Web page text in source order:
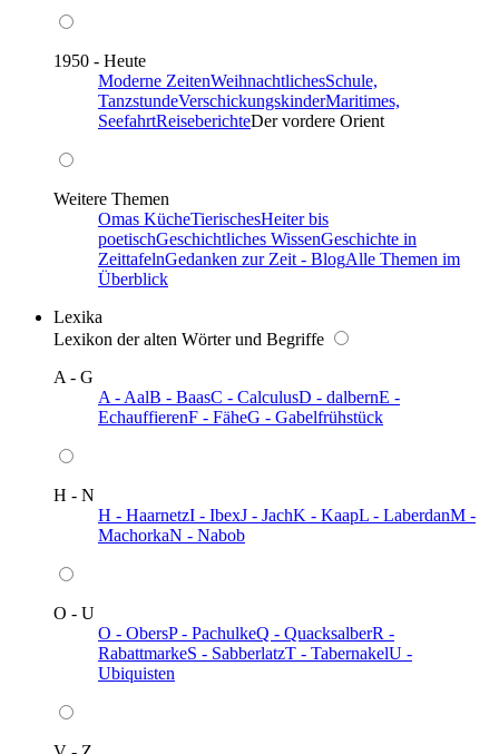
1950 - Heute
Moderne ZeitenWeihnachtlichesSchule,
TanzstundeVerschickungskinderMaritimes,
SeefahrtReiseberichteDer vordere Orient
Weitere Themen
Omas KücheTierischesHeiter bis
poetischGeschichtliches WissenGeschichte in
ZeittafelnGedanken zur Zeit - BlogAlle Themen im
Überblick
Lexika
Lexikon der alten Wörter und Begriffe
A - G
A - AalB - BaasC - CalculusD - dalbernE -
EchauffierenF - FäheG - Gabelfrühstück
H - N
H - HaarnetzI - IbexJ - JachK - KaapL - LaberdanM -
MachorkaN - Nabob
O - U
O - ObersP - PachulkeQ - QuacksalberR -
RabattmarkeS - SabberlatzT - TabernakelU -
Ubiquisten